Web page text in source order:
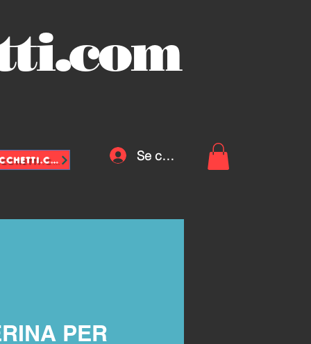
INFO@VASCHETTE-SACCHETTI.COM Se connecter
PER